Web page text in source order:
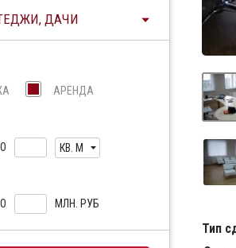
ДАЧИ
АРЕНДА
КВ. М
МЛН. РУБ
Тип